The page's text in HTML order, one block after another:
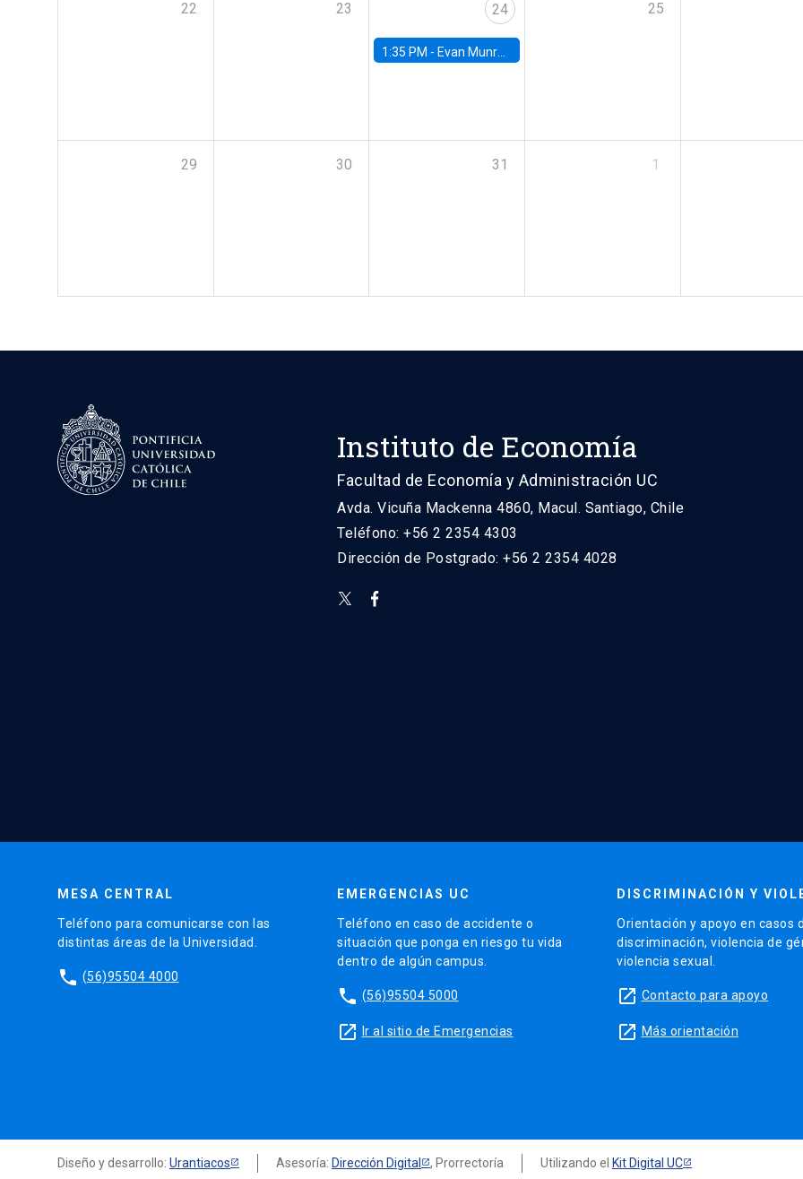
22 23 24
1:35 PM - Evan Munro, Neyman Visiting Assistant Professor in the Department of Statistics at UC Berkeley
25
29 30 31 1
Instituto de Economía
Facultad de Economía y Administración UC
Avda. Vicuña Mackenna 4860, Macul. Santiago, Chile
Teléfono: +56 2 2354 4303
Dirección de Postgrado: +56 2 2354 4028
MESA CENTRAL
Teléfono para comunicarse con las
distintas áreas de la Universidad.
phone (56)95504 4000
EMERGENCIAS UC
Teléfono en caso de accidente o
situación que ponga en riesgo tu vida
dentro de algún campus.
phone (56)95504 5000
launch Ir al sitio de Emergencias
DISCRIMINACIÓN Y
Orientación y apoyo en casos
discriminación, violencia de
violencia sexual.
launch Contacto para apoyo
launch Más orientación
Diseño y desarrollo: Urantiacos Asesoría: Dirección Digital , Prorrectoría Utilizando el Kit Digital UC